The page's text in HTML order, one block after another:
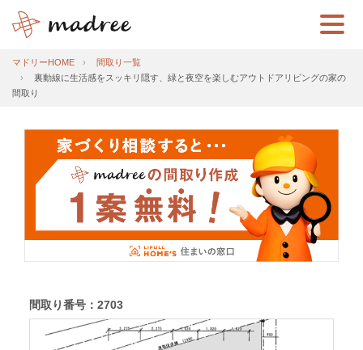
マドリーHOME
間取り一覧
裏動線に生活感をスッキリ隠す、緑と夜空を楽しむアウトドアリビングの家の
間取り
間取り番号：2703